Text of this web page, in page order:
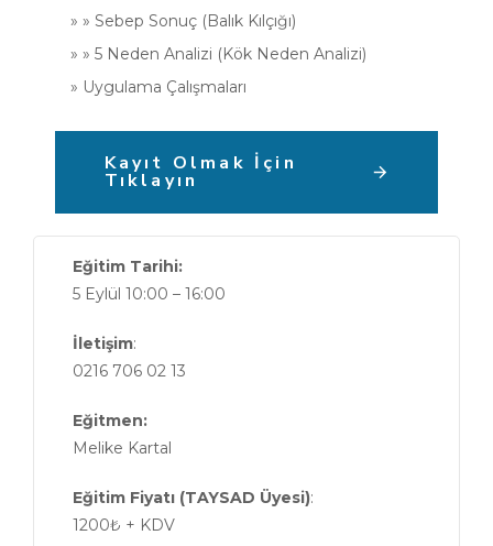
» » Sebep Sonuç (Balık Kılçığı)
» » 5 Neden Analizi (Kök Neden Analizi)
» Uygulama Çalışmaları
Kayıt Olmak İçin
Tıklayın
Eğitim Tarihi:
5 Eylül 10:00 – 16:00
İletişim:
0216 706 02 13
Eğitmen:
Melike Kartal
Eğitim Fiyatı (TAYSAD Üyesi):
1200₺ + KDV